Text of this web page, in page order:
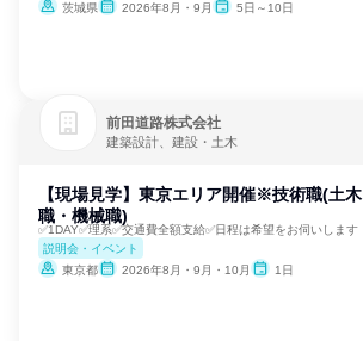
茨城県
2026年8月・9月 5日～10日
前田道路株式会社
建築設計、建設・土木
【現場見学】東京エリア開催※技術職(土木
職・機械職)
✅1DAY✅理系✅交通費全額支給✅日程は希望をお伺いします
説明会・イベント
東京都
2026年8月・9月・10月 1日